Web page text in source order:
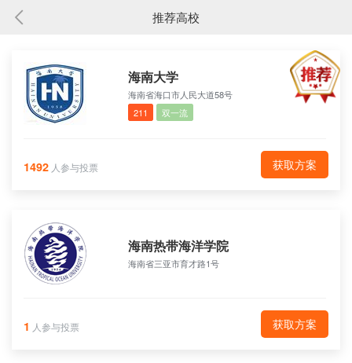
推荐高校
海南大学
海南省海口市人民大道58号
211
双一流
1492 人参与投票 获取方案
海南热带海洋学院
海南省三亚市育才路1号
1 人参与投票 获取方案